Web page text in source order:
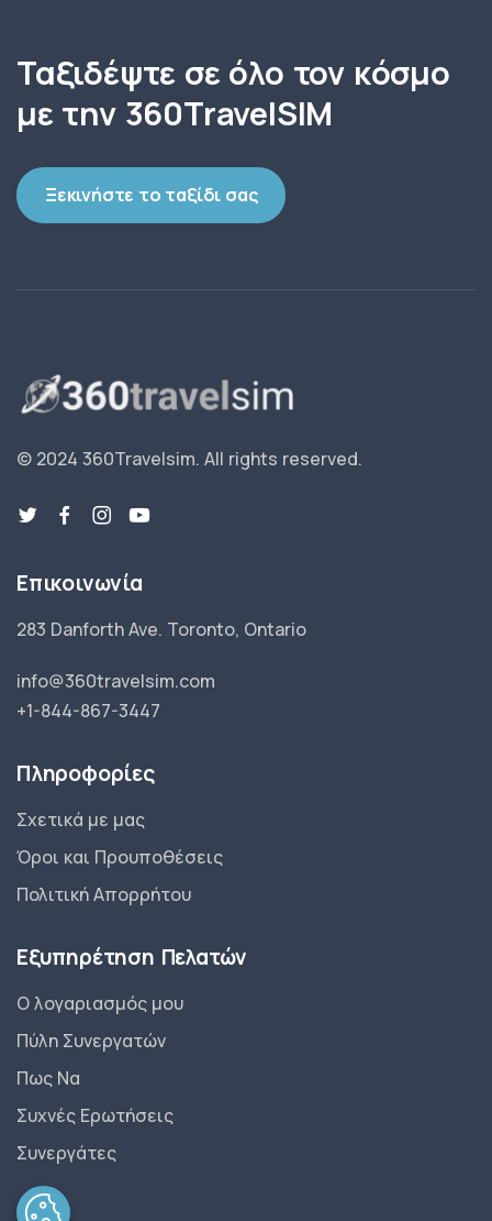
Ταξιδέψτε σε όλο τον κόσμο
με την 360TravelSIM
Ξεκινήστε το ταξίδι σας
© 2024 360Travelsim. All rights reserved.
Επικοινωνία
283 Danforth Ave. Toronto, Ontario
info@360travelsim.com
+1-844-867-3447
Πληροφορίες
Σχετικά με μας
Όροι και Προυποθέσεις
Πολιτική Απορρήτου
Εξυπηρέτηση Πελατών
Ο λογαριασμός μου
Πύλη Συνεργατών
Πως Να
Συχνές Ερωτήσεις
Συνεργάτες